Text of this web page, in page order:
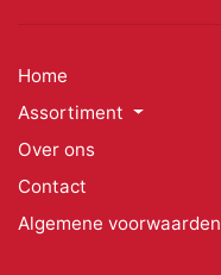
Home
Assortiment
Over ons
Contact
Algemene voorwaarden